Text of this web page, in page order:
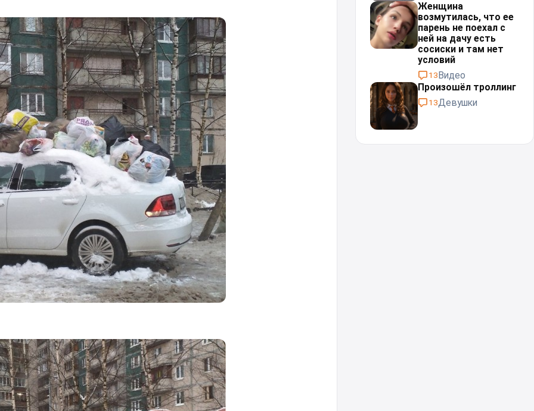
Женщина
возмутилась, что ее
парень не поехал с
ней на дачу есть
сосиски и там нет
условий
13Видео
Произошёл троллинг⁠⁠
13Девушки